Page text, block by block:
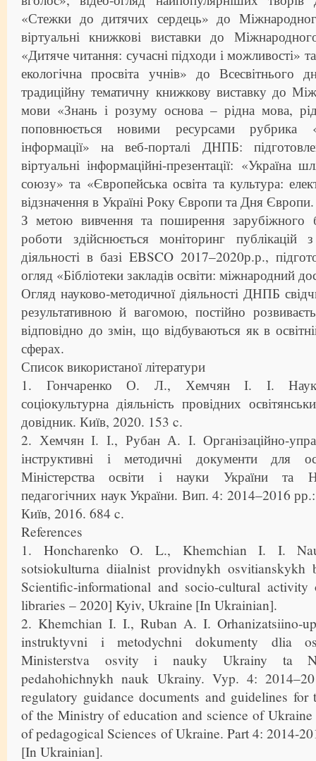
«Стежки до дитячих сердець» до
віртуальні книжкові виставки до
«Дитяче читання: сучасні підходи і можливості»
екологічна просвіта учнів» до Всесвітнього
традиційну тематичну книжкову виставку до
мови «Знань і розуму основа – рідна мова,
поповнюється новими ресурсами рубрика
інформації» на веб-порталі ДНПБ:
віртуальні інформаційні-презентації: «Україна
союзу» та «Європейська освіта та культура:
відзначення в Україні Року Європи та Дня Європи.
З метою вивчення та поширення зарубіжного
роботи здійснюється моніторинг публікацій
діяльності в базі EBSCO 2017–2020р.р.,
огляд «Бібліотеки закладів освіти: міжнародний
Огляд науково-методичної діяльності ДНПБ
результативною й вагомою, постійно
відповідно до змін, що відбуваються як в
сферах.
Список використаної літератури
1. Гончаренко О. Л., Хемчян І. І.
соціокультурна діяльність провідних
довідник. Київ, 2020. 153 c.
2. Хемчян І. І., Рубан А. І. Організаційно-
інструктивні і методичні документи для
Міністерства освіти і науки України та
педагогічних наук України. Вип. 4: 2014–2016
Київ, 2016. 684 c.
References
1. Honcharenko O. L., Khemchian I. I.
sotsiokulturna diialnist providnykh
Scientific-informational and socio-cultural
libraries – 2020] Kyiv, Ukrainе [In Ukrainian].
2. Khemchian I. I., Ruban A. I. Orhanizatsiino-
instruktyvni i metodychni dokumenty dlia
Ministerstva osvity i nauky Ukrainy ta
pedahohichnykh nauk Ukrainy. Vyp. 4:
regulatory guidance documents and guidelines for
of the Ministry of education and science of
of pedagogical Sciences of Ukraine. Part 4: 2014-
[In Ukrainian].